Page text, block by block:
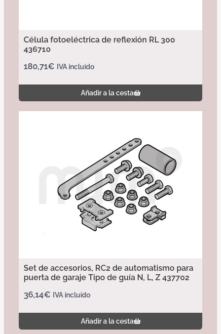
Célula fotoeléctrica de reflexión RL 300
436710
180,71€ IVA incluido
Añadir a la cesta
Set de accesorios, RC2 de automatismo para
puerta de garaje Tipo de guía N, L, Z 437702
36,14€ IVA incluido
Añadir a la cesta